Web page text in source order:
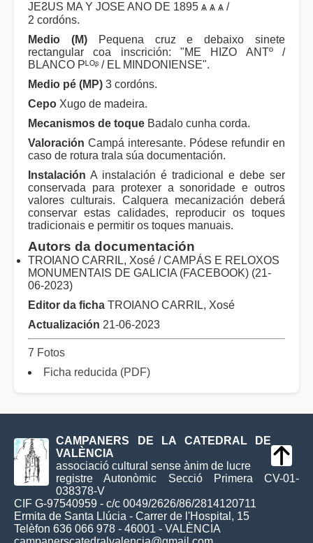
JEჇUS MA Y JOSE ANO DE 1895 ѧ ѧ ѧ /
2 cordóns.
Medio (M)Pequena cruz e debaixo sinete
rectangular coa inscrición: "ME HIZO ANTº /
BLANCO Pᴸᴼᶳ / EL MINDONIENSE".
Medio pé (MP) 3 cordóns.
Cepo Xugo de madeira.
Mecanismos de toque Badalo cunha corda.
Valoración Campá interesante. Pódese refundir en
caso de rotura trala súa documentación.
Instalación A instalación é tradicional e debe ser
conservada para protexer a sonoridade e outros
valores culturais. Calquera mecanización deberá
conservar estas calidades, reproducir os toques
tradicionais e permitir os toques manuais.
Autors da documentación
TROIANO CARRIL, Xosé / CAMPÁS E RELOXOS
MONUMENTAIS DE GALICIA (FACEBOOK) (21-
06-2023)
Editor da ficha TROIANO CARRIL, Xosé
Actualización 21-06-2023
7 Fotos
Ficha reducida (PDF)
CAMPANERS DE LA CATEDRAL DE
VALÈNCIA
associació cultural sense ànim de lucre
registre Autonòmic Secció Primera CV-01-
038378-V
CIF G-97540959 - c/c 0049/2626/86/2814120711
Ermita de Santa Llúcia - Carrer de l'Hospital, 15
Telèfon 636 066 978 - 46001 - VALÈNCIA